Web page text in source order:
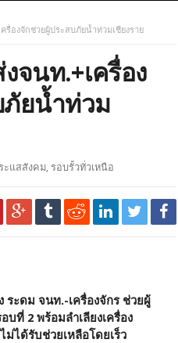
รื่องจักช่วยผู้ประสบภัยน้ำท่วมเชียงราย
จนท.+เครื่อง
ยน้ำท่วม
ะแสสังคม, รอบรั้วทั่วเหนือ
ระดม จนท.-เครื่องจักร ช่วยผู้
ที่ 2 พร้อมลำเลียงเครื่อง
ได้รับช่วยเหลือโดยเร็ว